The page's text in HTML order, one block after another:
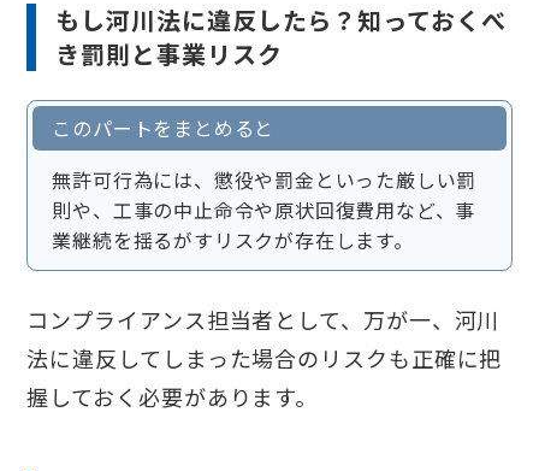
もし河川法に違反したら？知っておくべ
き罰則と事業リスク
このパートをまとめると
無許可行為には、懲役や罰金といった厳しい罰
則や、工事の中止命令や原状回復費用など、事
業継続を揺るがすリスクが存在します。
コンプライアンス担当者として、万が一、河川
法に違反してしまった場合のリスクも正確に把
握しておく必要があります。